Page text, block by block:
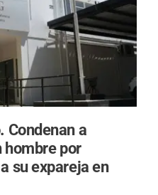
Condenan a
hombre por
su expareja en